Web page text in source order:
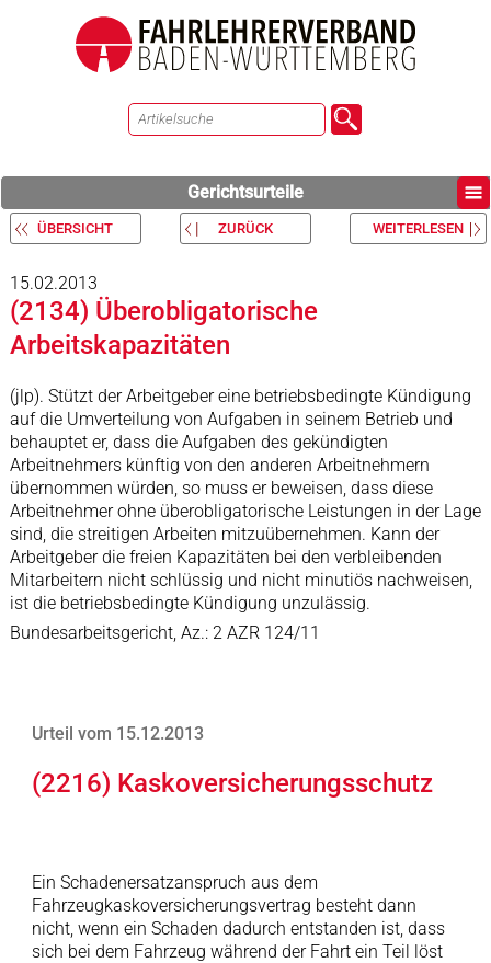
Gerichtsurteile
ÜBERSICHT ZURÜCK WEITERLESEN
15.02.2013
(2134) Überobligatorische
Arbeitskapazitäten
(jlp). Stützt der Arbeitgeber eine betriebsbedingte Kündigung
auf die Umverteilung von Aufgaben in seinem Betrieb und
behauptet er, dass die Aufgaben des gekündigten
Arbeitnehmers künftig von den anderen Arbeitnehmern
übernommen würden, so muss er beweisen, dass diese
Arbeitnehmer ohne überobligatorische Leistungen in der Lage
sind, die streitigen Arbeiten mitzuübernehmen. Kann der
Arbeitgeber die freien Kapazitäten bei den verbleibenden
Mitarbeitern nicht schlüssig und nicht minutiös nachweisen,
ist die betriebsbedingte Kündigung unzulässig.
Bundesarbeitsgericht, Az.: 2 AZR 124/11
Urteil vom 15.12.2013
(2216) Kaskoversicherungsschutz
Ein Schadenersatzanspruch aus dem
Fahrzeugkaskoversicherungsvertrag besteht dann
nicht, wenn ein Schaden dadurch entstanden ist, dass
sich bei dem Fahrzeug während der Fahrt ein Teil löst